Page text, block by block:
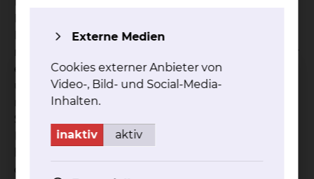
Kind auf der Wöchnerinnenstation oder, wenn
nötig, schon im Kreißsaal versorgen. So können wir
eine optimale Versorgung der Frühgeborenen
und kranken Kinder gewährleisten. Sollte es
notwendig sein, können für Ihr Kind zudem
Spezialistinne und Spezialisten der
Kinderkardiologie und Radiologie direkt im Haus
dadurch zumeist ermöglichen, dass Sie nicht von
Externe Medien
Cookies externer Anbieter von
Video-, Bild- und Social-Media-
Inhalten.
inaktiv aktiv